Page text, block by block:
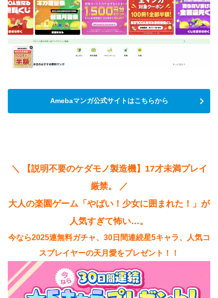
Amebaマンガ公式サイトはこちらから
＼ 【説明不要のケダモノ製造機】17才未満プレイ
厳禁。 ／
大人の楽園ゲーム「やばい！少女に囲まれた！」が
人気すぎて怖い…。
今なら2025連無料ガチャ、30日間連続星5キャラ、人気コ
スプレイヤーの天月愛をプレゼント！！